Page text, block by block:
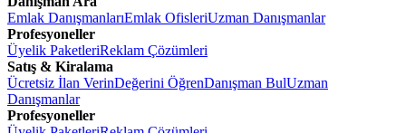
Emlak DanışmanlarıEmlak OfisleriUzman Danışmanlar
Profesyoneller
Üyelik PaketleriReklam Çözümleri
Satış & Kiralama
Ücretsiz İlan VerinDeğerini ÖğrenDanışman BulUzman
Danışmanlar
Profesyoneller